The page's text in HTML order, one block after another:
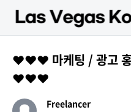
❤️❤️❤️ 마케팅 / 광고 홍
❤️❤️❤️
Freelancer